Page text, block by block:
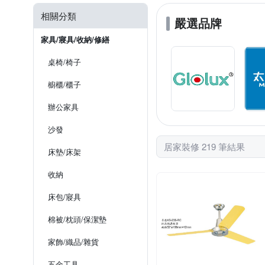
相關分類
家具/寢具/收納/修繕
桌椅/椅子
櫥櫃/櫃子
辦公家具
沙發
床墊/床架
收納
床包/寢具
棉被/枕頭/保潔墊
家飾/織品/雜貨
嚴選品牌
居家裝修 219 筆結果